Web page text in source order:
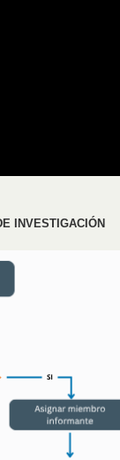
INVESTIGACIÓN